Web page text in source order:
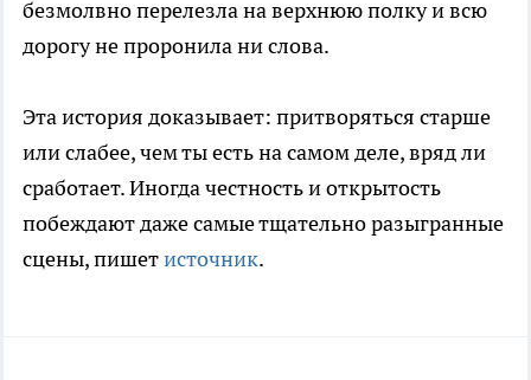
безмолвно перелезла на верхнюю полку и всю
дорогу не проронила ни слова.
Эта история доказывает: притворяться старше
или слабее, чем ты есть на самом деле, вряд ли
сработает. Иногда честность и открытость
побеждают даже самые тщательно разыгранные
сцены, пишетисточник.